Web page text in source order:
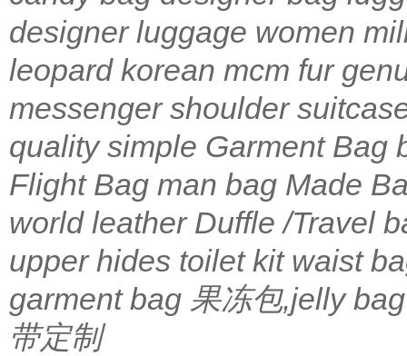
designer luggage women
leopard korean mcm fur
messenger shoulder
quality simple Garment Bag
Flight Bag man bag Made
world leather Duffle /Travel
upper hides toilet kit waist
garment bag 果冻包,jelly bag
带定制